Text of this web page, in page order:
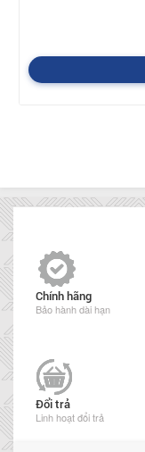
Chính hãng
Bảo hành dài hạn
Đổi trả
Linh hoạt đổi trả